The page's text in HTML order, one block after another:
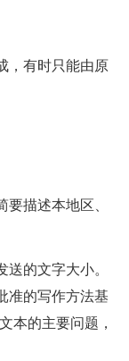
，有时只能由原
描述本地区、
的文字大小。
准的写作方法基
本的主要问题，